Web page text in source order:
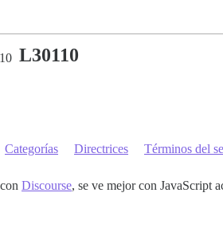
L30110
Categorías Directrices Términos del
Discourse, se ve mejor con JavaScript